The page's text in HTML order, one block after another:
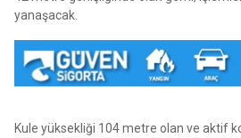
yanaşacak.
Kule yüksekliği 104 metre olan ve aktif